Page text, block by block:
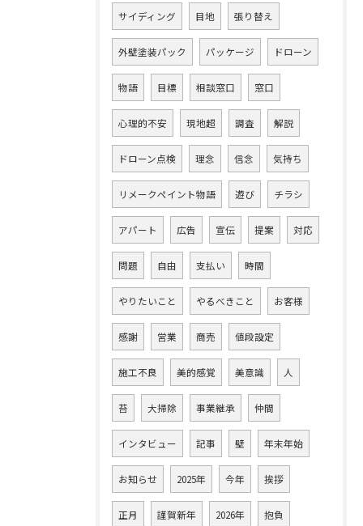
サイディング 目地 張り替え
外壁塗装パック パッケージ ドローン
物語 目標 相談窓口 窓口
心理的不安 現地超 調査 解説
ドローン点検 理念 信念 気持ち
リメークペイント物語 遊び チラシ
アパート 広告 宣伝 提案 対応
問題 自由 支払い 時間
やりたいこと やるべきこと お客様
感謝 営業 商売 値段設定
施工不良 美的感覚 美意識 人
苔 大掃除 事業継承 仲間
インタビュー 記事 壁 年末年始
お知らせ 2025年 今年 挨拶
正月 謹賀新年 2026年 抱負